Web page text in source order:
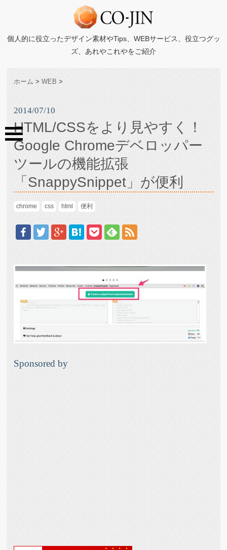
個人的に役立ったデザイン素材やTips、WEBサービス、役立つグッ
ズ、あれやこれやをご紹介
ホーム > WEB >
2014/07/10
HTML/CSSをより見やすく！
Google Chromeデベロッパー
ツールの機能拡張
「SnappySnippet」が便利
chrome css html 便利
Sponsored by